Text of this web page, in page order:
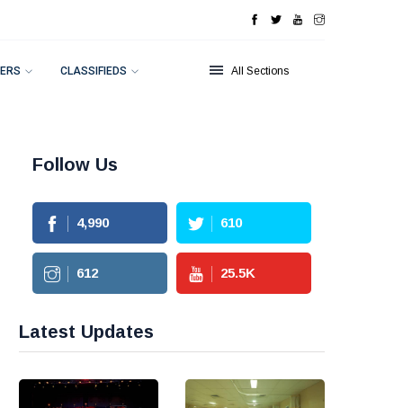
CLASSIFIEDS All Sections
Follow Us
4,990 610
612 25.5K
Latest Updates